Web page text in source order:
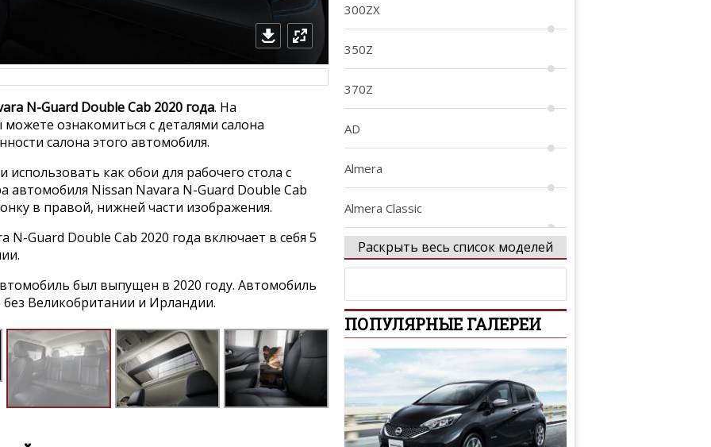
N-Guard Double Cab 2020 года. На
ознакомиться с деталями салона
салона этого автомобиля.
как обои для рабочего стола с
автомобиля Nissan Navara N-Guard Double Cab
в правой, нижней части изображения.
N-Guard Double Cab 2020 года включает в себя 5
был выпущен в 2020 году. Автомобиль
Великобритании и Ирландии.
300ZX
350Z
370Z
AD
Almera
Almera Classic
Almera Tino
Ariya
Armada
Avenir
Раскрыть весь список моделей
ПОПУЛЯРНЫЕ ГАЛЕРЕИ